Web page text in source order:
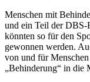
Menschen mit
und ein Teil der DBS-
könnten so für den
gewonnen werden.
von und für
„Behinderung“ in die